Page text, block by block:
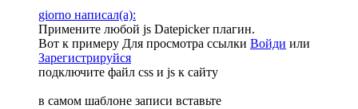
giorno написал(а):
Примените любой js Datepicker плагин.
Вот к примеру Для просмотра ссылки Войди или
Зарегистрируйся
подключите файл css и js к сайту
в самом шаблоне записи вставьте